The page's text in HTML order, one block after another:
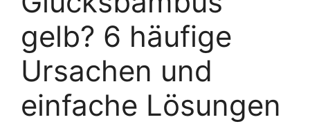
gelb? 6 häufige
Ursachen und
einfache Lösungen